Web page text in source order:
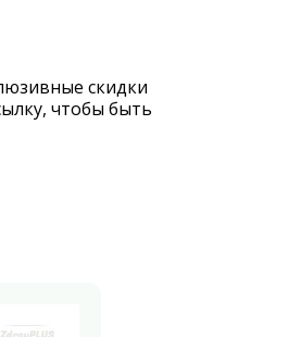
скидки
чтобы быть